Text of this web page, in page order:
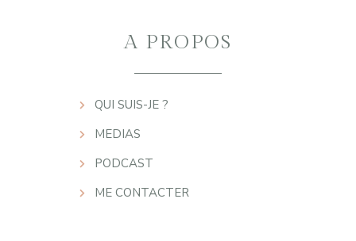
A PROPOS
QUI SUIS-JE ?
MEDIAS
PODCAST
ME CONTACTER